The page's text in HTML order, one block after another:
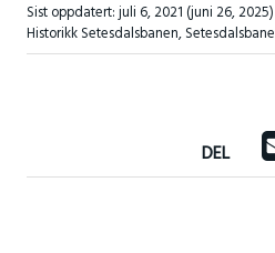
Sist oppdatert:juli 6, 2021 (juni 26, 2025)
Historikk Setesdalsbanen,
DEL